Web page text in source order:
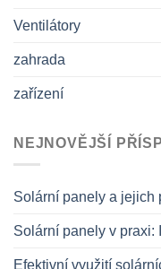
Ventilátory
zahrada
zařízení
NEJNOVĚJŠÍ
Solární panely a jejich
Solární panely v praxi:
Efektivní využití